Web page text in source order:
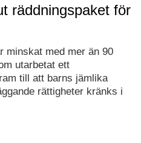
räddningspaket för
minskat med mer än 90
utarbetat ett
till att barns jämlika
rättigheter kränks i